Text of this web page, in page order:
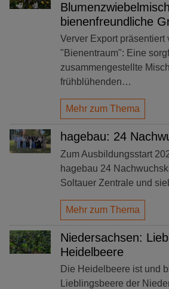
bienenfreundliche
Verver Export präsentiert
"Bienentraum": Eine
zusammengestellte
frühblühenden…
Mehr zum Thema
hagebau: 24
Zum Ausbildungsstart
hagebau 24
Soltauer Zentrale und
Mehr zum Thema
Niedersachsen:
Heidelbeere
Die Heidelbeere ist und
Lieblingsbeere der